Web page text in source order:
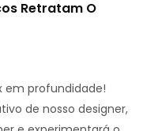
Retratam O
em profundidade!
de nosso designer,